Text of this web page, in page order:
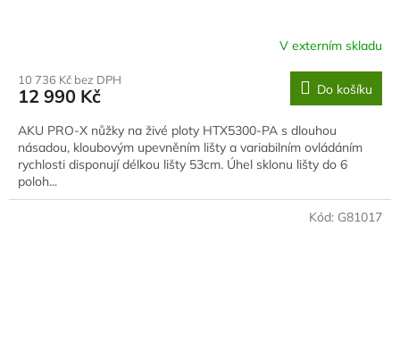
V externím skladu
10 736 Kč bez DPH
12 990 Kč Do košíku
AKU PRO-X nůžky na živé ploty HTX5300-PA s dlouhou
násadou, kloubovým upevněním lišty a variabilním ovládáním
rychlosti disponují délkou lišty 53cm. Úhel sklonu lišty do 6
poloh...
Kód: G81017